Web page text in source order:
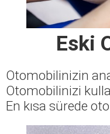
Eski
Otomobilinizin
Otomobilinizi
En kısa sürede